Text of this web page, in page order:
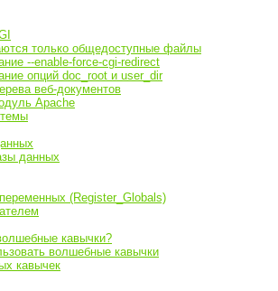
только общедоступные файлы
--enable-force-cgi-redirect
опций doc_root и user_dir
веб-документов
Apache
данных
(Register_Globals)
кавычки?
волшебные кавычки
кавычек